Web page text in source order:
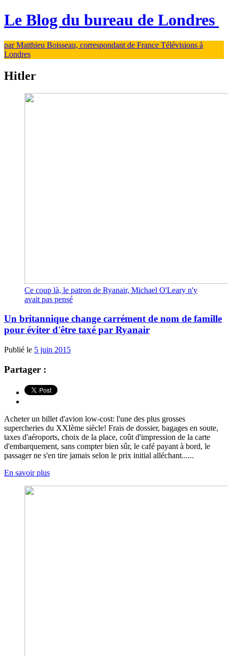
Le Blog du bureau de Londres
par Matthieu Boisseau, correspondant de France Télévisions à
Londres
Hitler
Ce coup là, le patron de Ryanair, Michael O'Leary n'y
avait pas pensé
Un britannique change carrément de nom de famille
pour éviter d'être taxé par Ryanair
Publié le 5 juin 2015
Partager :
Acheter un billet d'avion low-cost: l'une des plus grosses
supercheries du XXIème siècle! Frais de dossier, bagages en soute,
taxes d'aéroports, choix de la place, coût d'impression de la carte
d'embarquement, sans compter bien sûr, le café payant à bord, le
passager ne s'en tire jamais selon le prix initial alléchant......
En savoir plus